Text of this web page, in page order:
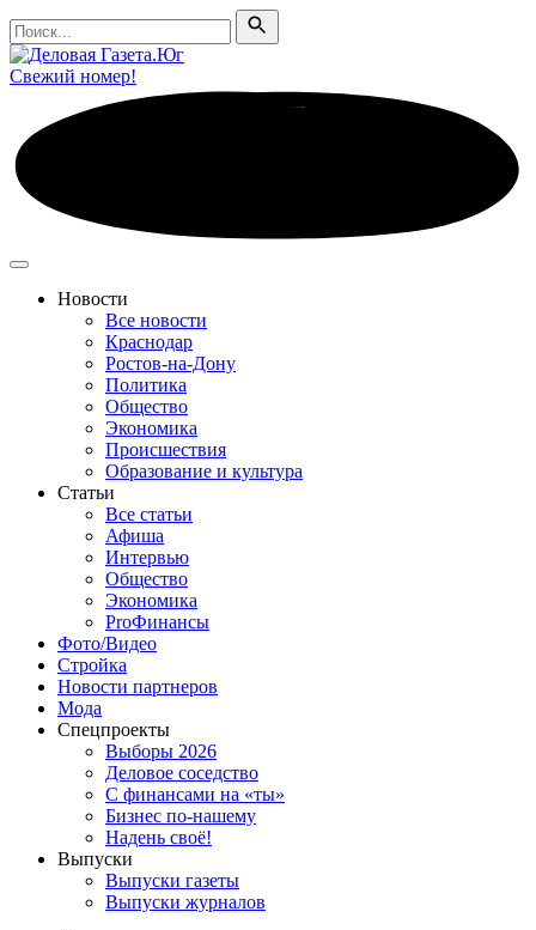
Поиск
Поиск
Свежий номер!
Новости
Все новости
Краснодар
Ростов-на-Дону
Политика
Общество
Экономика
Происшествия
Образование и культура
Статьи
Все статьи
Афиша
Интервью
Общество
Экономика
ProФинансы
Фото/Видео
Стройка
Новости партнеров
Мода
Спецпроекты
Выборы 2026
Деловое соседство
С финансами на «ты»
Бизнес по-нашему
Надень своё!
Выпуски
Выпуски газеты
Выпуски журналов